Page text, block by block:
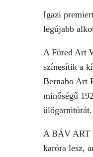
Igazi
legújabb
A Füred Art
színesítik a
Bernabo Art
minőségű
ülőgarnitúrát.
A BÁV ART
karóra lesz,